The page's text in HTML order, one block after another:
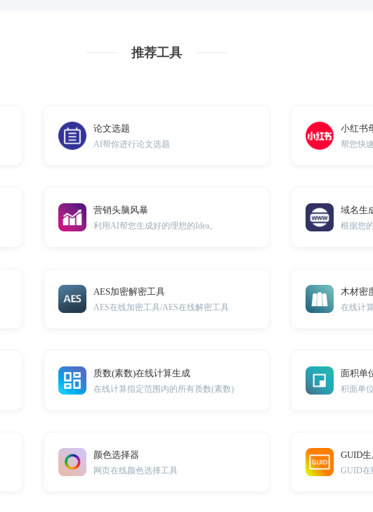
推荐工具
论文选题
AI帮你进行论文选题
小红书
帮您快
营销头脑风暴
利用AI帮您生成好的理想的Idea。
域名生
根据您
AES加密解密工具
AES在线加密工具/AES在线解密工具
木材密
在线计
质数(素数)在线计算生成
在线计算指定范围内的所有质数(素数)
面积单
积面单
颜色选择器
网页在线颜色选择工具
GUID
GUID在